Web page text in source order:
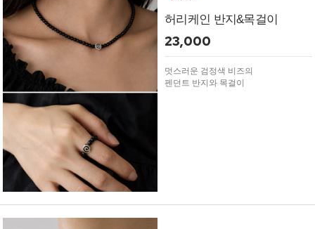
허리케인 반지&목걸이
23,000
멋스러운 검정색 비즈의
펜던트 반지와 목걸이